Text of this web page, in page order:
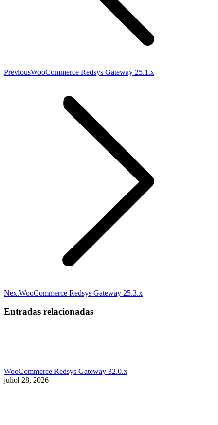
PreviousPrevious
WooCommerce Redsys Gateway 25.1.x
NextNext
WooCommerce Redsys Gateway 25.3.x
Entradas relacionadas
WooCommerce Redsys Gateway 32.0.x
juliol 28, 2026